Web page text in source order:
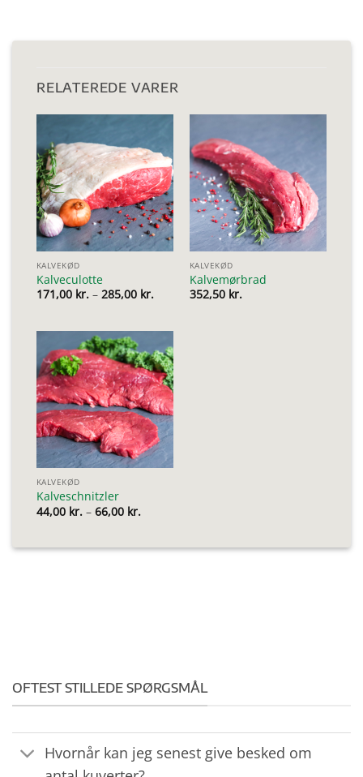
RELATEREDE VARER
KALVEKØD
Kalveculotte
171,00 kr. – 285,00 kr.Prisinterval:
KALVEKØD
Kalvemørbrad
352,50 kr.
KALVEKØD
Kalveschnitzler
44,00 kr. – 66,00 kr.Prisinterval:
44,00 kr.
OFTEST STILLEDE SPØRGSMÅL
Hvornår kan jeg senest give besked om